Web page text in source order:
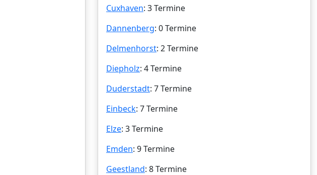
Cuxhaven: 3 Termine
Dannenberg: 0 Termine
Delmenhorst: 2 Termine
Diepholz: 4 Termine
Duderstadt: 7 Termine
Einbeck: 7 Termine
Elze: 3 Termine
Emden: 9 Termine
Geestland: 8 Termine